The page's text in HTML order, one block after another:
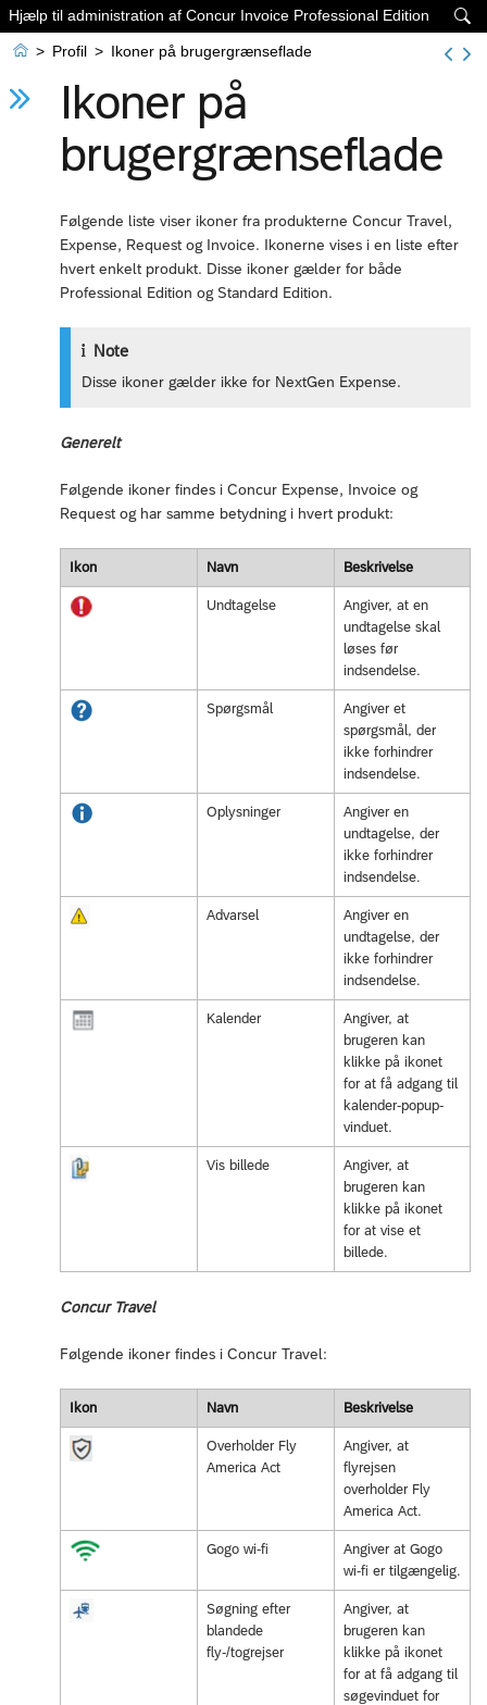

Hjælp til administration af Concur Invoice Professional Edition
 > Profil > Ikoner på brugergrænseflade
Ikoner på
brugergrænseflade
Følgende liste viser ikoner fra produkterne Concur Travel,
Expense, Request og Invoice. Ikonerne vises i en liste efter
hvert enkelt produkt. Disse ikoner gælder for både
Professional Edition og Standard Edition.
Note
Disse ikoner gælder ikke for NextGen Expense.
Generelt
Følgende ikoner findes i Concur Expense, Invoice og
Request og har samme betydning i hvert produkt:
Ikon Navn Beskrivelse
Undtagelse
Angiver, at en
undtagelse skal
løses før
indsendelse.
Spørgsmål
Angiver et
spørgsmål, der
ikke forhindrer
indsendelse.
Oplysninger
Angiver en
undtagelse, der
ikke forhindrer
indsendelse.
Advarsel
Angiver en
undtagelse, der
ikke forhindrer
indsendelse.
Kalender
Angiver, at
brugeren kan
klikke på ikonet
for at få adgang til
kalender-popup-
vinduet.
Vis billede
Angiver, at
brugeren kan
klikke på ikonet
for at vise et
billede.
Concur Travel
Følgende ikoner findes i Concur Travel:
Ikon Navn Beskrivelse
Overholder Fly
America Act
Angiver, at
flyrejsen
overholder Fly
America Act.
Gogo wi-fi
Angiver at Gogo
wi-fi er tilgængelig.
Søgning efter
blandede
fly-/togrejser
Angiver, at
brugeren kan
klikke på ikonet
for at få adgang til
søgevinduet for